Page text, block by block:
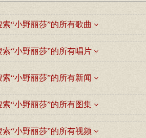
索“小野丽莎”的所有歌曲
索“小野丽莎”的所有唱片
索“小野丽莎”的所有新闻
索“小野丽莎”的所有图集
索“小野丽莎”的所有视频